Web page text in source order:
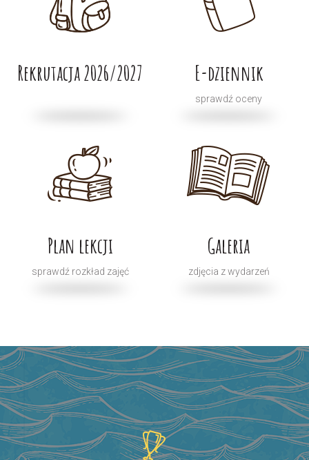
Rekrutacja 2026/2027 E-dziennik
sprawdź oceny
Plan lekcji
sprawdź rozkład zajęć
Galeria
zdjęcia z wydarzeń